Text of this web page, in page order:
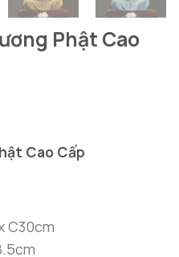
Phật Cao
Cao Cấp
C30cm